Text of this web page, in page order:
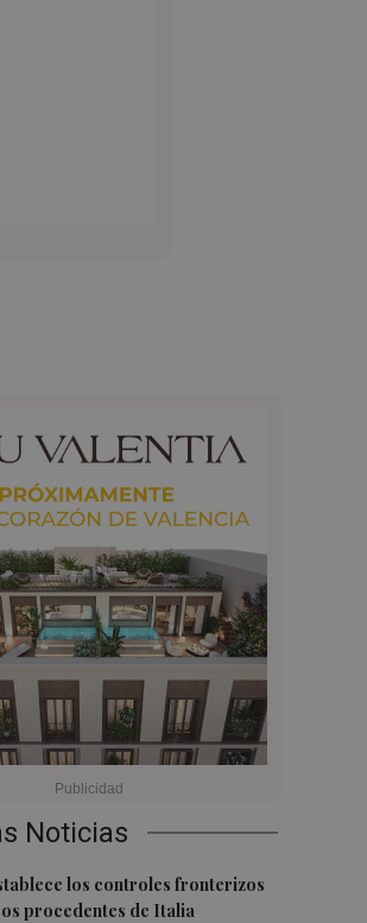
Noticias
los controles fronterizos
procedentes de Italia